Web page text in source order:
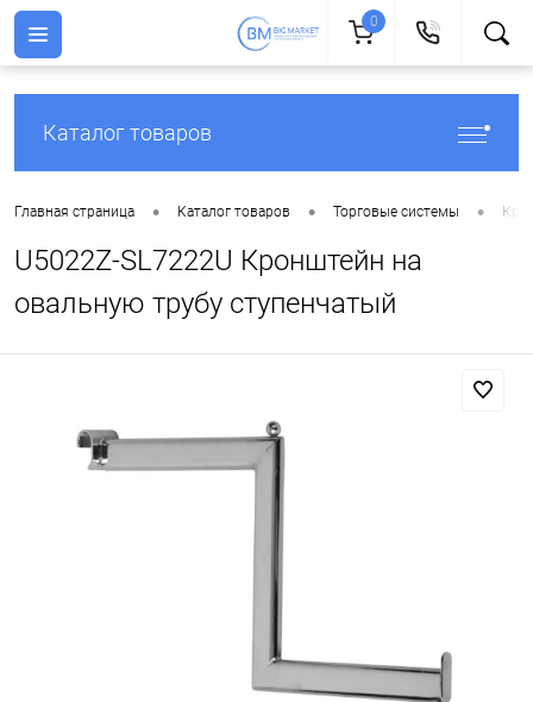
Каталог товаров
Главная страница • Каталог товаров • Торговые системы •
U5022Z-SL7222U Кронштейн на
овальную трубу ступенчатый
0